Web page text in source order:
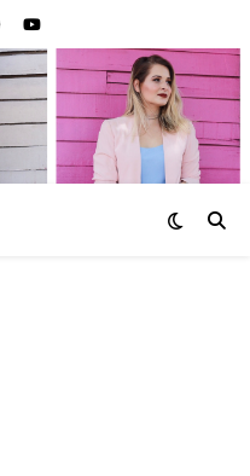
|
POR
ANTES